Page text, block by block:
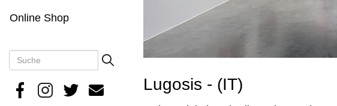
Online Shop
Search
Suche
Lugosis - (IT)